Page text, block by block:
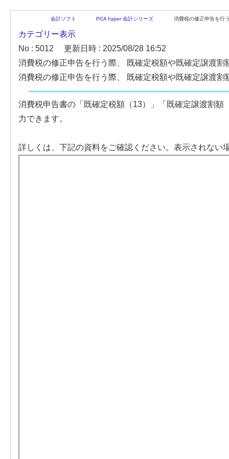
会計ソフト PCA hyper 会計シリーズ 消費税の修正申告を行
カテゴリー表示
No : 5012
更新日時 : 2025/08/28 16:52
消費税の修正申告を行う際、 既確定税額や既確定譲渡割
消費税の修正申告を行う際、 既確定税額や既確定譲渡割
消費税申告書の「既確定税額（13）」「既確定譲渡割
力できます。
詳しくは、下記の資料をご確認ください。表示されない